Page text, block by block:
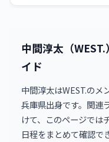
め。
中間淳太（
イド
中間淳太はWEST.のメ
兵庫県出身です。関連
けて、このページでは
日程をまとめて確認で